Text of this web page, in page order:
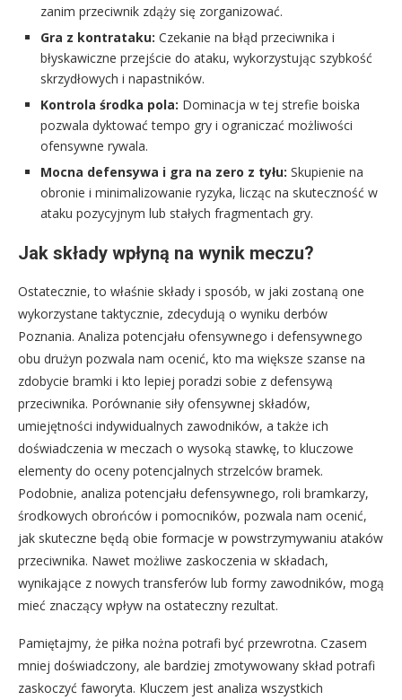
zanim przeciwnik zdąży się zorganizować.
Gra z kontrataku: Czekanie na błąd przeciwnika i
błyskawiczne przejście do ataku, wykorzystując szybkość
skrzydłowych i napastników.
Kontrola środka pola: Dominacja w tej strefie boiska
pozwala dyktować tempo gry i ograniczać możliwości
ofensywne rywala.
Mocna defensywa i gra na zero z tyłu: Skupienie na
obronie i minimalizowanie ryzyka, licząc na skuteczność w
ataku pozycyjnym lub stałych fragmentach gry.
Jak składy wpłyną na wynik meczu?
Ostatecznie, to właśnie składy i sposób, w jaki zostaną one
wykorzystane taktycznie, zdecydują o wyniku derbów
Poznania. Analiza potencjału ofensywnego i defensywnego
obu drużyn pozwala nam ocenić, kto ma większe szanse na
zdobycie bramki i kto lepiej poradzi sobie z defensywą
przeciwnika. Porównanie siły ofensywnej składów,
umiejętności indywidualnych zawodników, a także ich
doświadczenia w meczach o wysoką stawkę, to kluczowe
elementy do oceny potencjalnych strzelców bramek.
Podobnie, analiza potencjału defensywnego, roli bramkarzy,
środkowych obrońców i pomocników, pozwala nam ocenić,
jak skuteczne będą obie formacje w powstrzymywaniu ataków
przeciwnika. Nawet możliwe zaskoczenia w składach,
wynikające z nowych transferów lub formy zawodników, mogą
mieć znaczący wpływ na ostateczny rezultat.
Pamiętajmy, że piłka nożna potrafi być przewrotna. Czasem
mniej doświadczony, ale bardziej zmotywowany skład potrafi
zaskoczyć faworyta. Kluczem jest analiza wszystkich